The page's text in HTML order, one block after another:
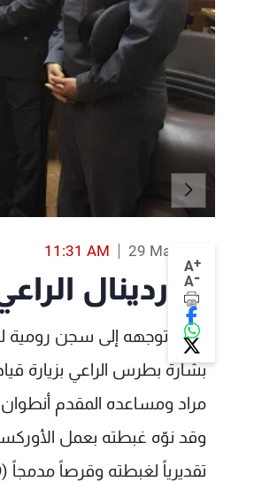
A+
A-
29 Mar 2018
11:31 AM
الكاردينال
خلال توجهه إلى سجن رومية
بشارة بطرس الراعي بزيارة
مراد ومساعده المقدم
وقد نوّه غبطته بعمل